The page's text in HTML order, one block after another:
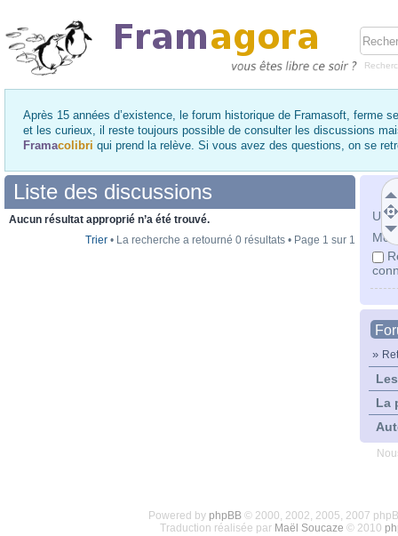
Après 15 années d’existence, le forum historique de Framasoft, ferme
et les curieux, il reste toujours possible de consulter les discussions
Framacolibri qui prend la relève. Si vous avez des questions, on se
Mot
»
La
Liste des discussions
Aucun résultat approprié n’a été trouvé.
Trier • La recherche a retourné 0 résultats • Page 1 sur 1
Powered by phpBB© 2000, 2002, 2005, 2007
Traduction réalisée par Maël Soucaze © 2010